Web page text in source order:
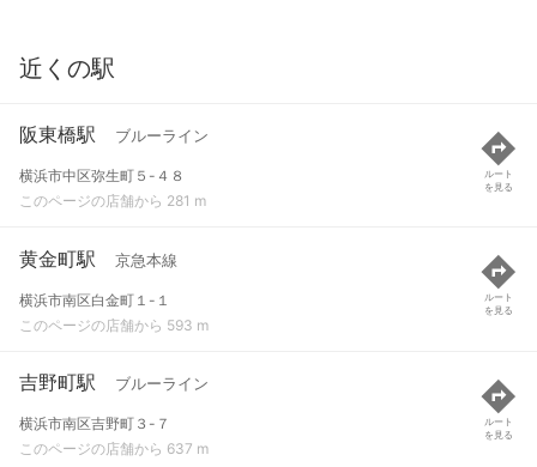
近くの駅
阪東橋駅 ブルーライン
横浜市中区弥生町５-４８
このページの店舗から 281 m
ルート
を見る
黄金町駅 京急本線
横浜市南区白金町１-１
このページの店舗から 593 m
ルート
を見る
吉野町駅 ブルーライン
横浜市南区吉野町３-７
このページの店舗から 637 m
ルート
を見る